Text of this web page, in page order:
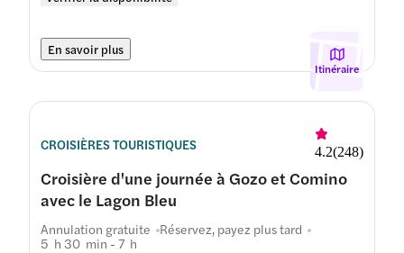
En savoir plus
Itinéraire
CROISIÈRES TOURISTIQUES 4.2(248)
Croisière d'une journée à Gozo et Comino
avec le Lagon Bleu
Annulation gratuite Réservez, payez plus tard
5 h 30 min - 7 h